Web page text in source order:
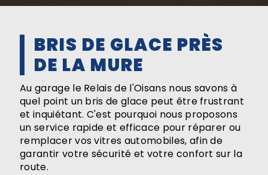
BRIS DE GLACE PRÈS
DE LA MURE
Au garage le Relais de l'Oisans nous savons à
quel point un bris de glace peut être frustrant
et inquiétant. C'est pourquoi nous proposons
un service rapide et efficace pour réparer ou
remplacer vos vitres automobiles, afin de
garantir votre sécurité et votre confort sur la
route.